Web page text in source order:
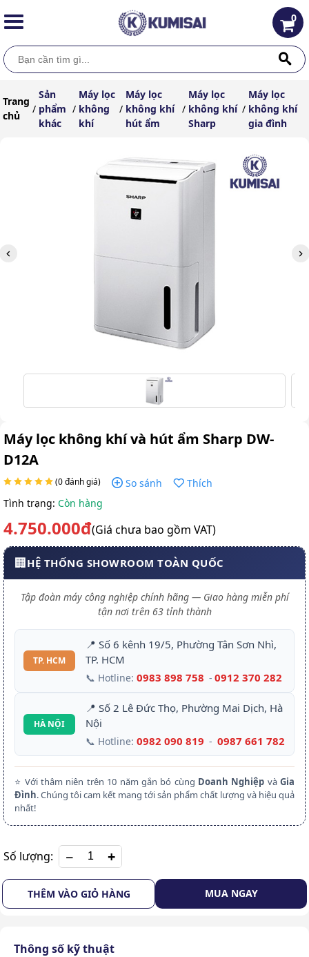
0
Trang
chủ
/
Sản
phẩm
khác
/
Máy lọc
không
khí
/
Máy lọc
không khí
hút ẩm
/
Máy lọc
không khí
Sharp
/
Máy lọc
không khí
gia đình
Máy lọc không khí và hút ẩm Sharp DW-
D12A
(0 đánh giá) So sánh
Thích
Tình trạng: Còn hàng
4.750.000đ(Giá chưa bao gồm VAT)
🏢HỆ THỐNG SHOWROOM TOÀN QUỐC
Tập đoàn máy công nghiệp chính hãng — Giao hàng miễn phí
tận nơi trên 63 tỉnh thành
TP. HCM
📍 Số 6 kênh 19/5, Phường Tân Sơn Nhì,
TP. HCM
📞 Hotline: 0983 898 758 - 0912 370 282
HÀ NỘI
📍 Số 2 Lê Đức Thọ, Phường Mai Dịch, Hà
Nội
📞 Hotline: 0982 090 819 - 0987 661 782
⭐ Với thâm niên trên 10 năm gắn bó cùng Doanh Nghiệp vàGia
Đình. Chúng tôi cam kết mang tới sản phẩm chất lượng và hiệu quả
nhất!
Số lượng: +
THÊM VÀO GIỎ HÀNG MUA NGAY
Thông số kỹ thuật